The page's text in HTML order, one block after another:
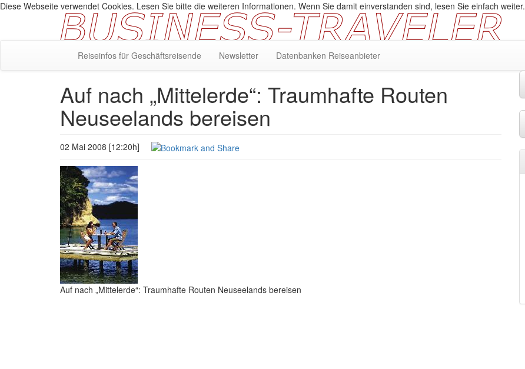
Diese Webseite verwendet Cookies. Lesen Sie bitte die weiteren Informationen. Wenn Sie damit einverstanden sind, lesen Sie einfach weiter.
Reiseinfos für Geschäftsreisende Newsletter Datenbanken Reiseanbieter
Auf nach „Mittelerde“: Traumhafte Routen
Neuseelands bereisen
02 Mai 2008 [12:20h]
Auf nach „Mittelerde“: Traumhafte Routen Neuseelands bereisen